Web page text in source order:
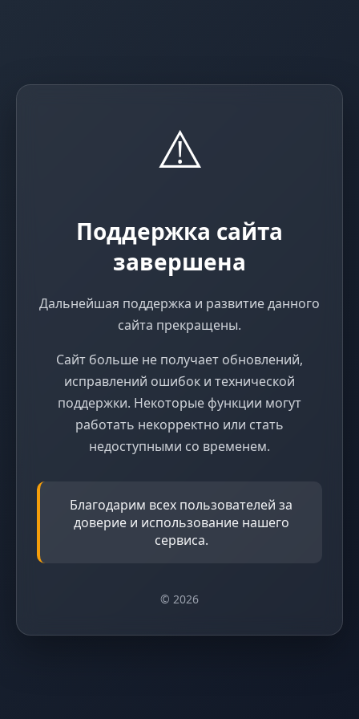
⚠️
Поддержка сайта
завершена
Дальнейшая поддержка и развитие данного
сайта прекращены.
Сайт больше не получает обновлений,
исправлений ошибок и технической
поддержки. Некоторые функции могут
работать некорректно или стать
недоступными со временем.
Благодарим всех пользователей за
доверие и использование нашего
сервиса.
© 2026